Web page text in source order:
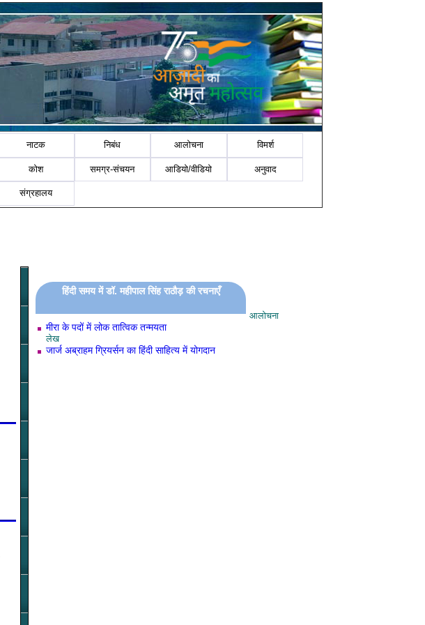
नाटक निबंध आलोचना विमर्श
कोश समग्र-संचयन आडियो/वीडियो अनुवाद
संग्रहालय
हिंदी समय में डॉ. महीपाल सिंह राठौड़ की रचनाएँ
आलोचना
मीरा के पदों में लोक तात्विक तन्मयता
लेख
जार्ज अब्राहम ग्रियर्सन का हिंदी साहित्य में योगदान